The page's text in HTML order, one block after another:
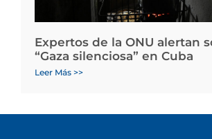
Expertos de la ONU alertan
“Gaza silenciosa” en Cuba
Leer Más >>